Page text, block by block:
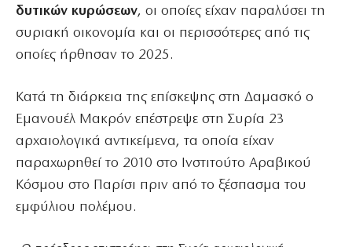
δυτικών κυρώσεων, οι οποίες είχαν παραλύσει τη
συριακή οικονομία και οι περισσότερες από τις
οποίες ήρθησαν το 2025.
Κατά τη διάρκεια της επίσκεψης στη Δαμασκό ο
Εμανουέλ Μακρόν επέστρεψε στη Συρία 23
αρχαιολογικά αντικείμενα, τα οποία είχαν
παραχωρηθεί το 2010 στο Ινστιτούτο Αραβικού
Κόσμου στο Παρίσι πριν από το ξέσπασμα του
εμφύλιου πολέμου.